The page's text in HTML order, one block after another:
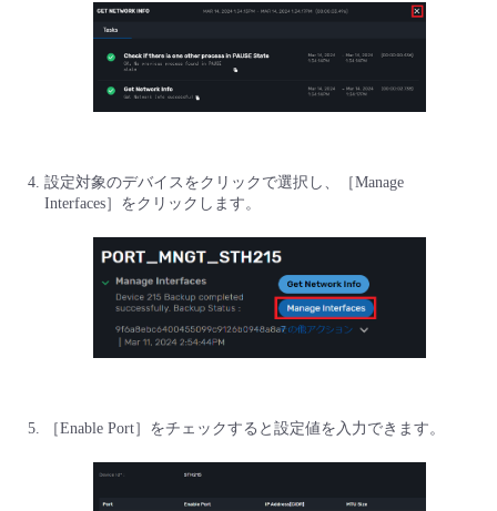
設定対象のデバイスをクリックで選択し、［Manage
Interfaces］をクリックします。
［Enable Port］をチェックすると設定値を入力できます。